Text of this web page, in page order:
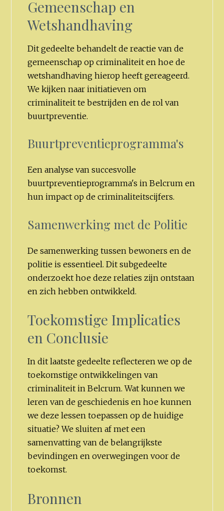
Gemeenschap en
Wetshandhaving
Dit gedeelte behandelt de reactie van de
gemeenschap op criminaliteit en hoe de
wetshandhaving hierop heeft gereageerd.
We kijken naar initiatieven om
criminaliteit te bestrijden en de rol van
buurtpreventie.
Buurtpreventieprogramma's
Een analyse van succesvolle
buurtpreventieprogramma's in Belcrum en
hun impact op de criminaliteitscijfers.
Samenwerking met de Politie
De samenwerking tussen bewoners en de
politie is essentieel. Dit subgedeelte
onderzoekt hoe deze relaties zijn ontstaan
en zich hebben ontwikkeld.
Toekomstige Implicaties
en Conclusie
In dit laatste gedeelte reflecteren we op de
toekomstige ontwikkelingen van
criminaliteit in Belcrum. Wat kunnen we
leren van de geschiedenis en hoe kunnen
we deze lessen toepassen op de huidige
situatie? We sluiten af met een
samenvatting van de belangrijkste
bevindingen en overwegingen voor de
toekomst.
Bronnen